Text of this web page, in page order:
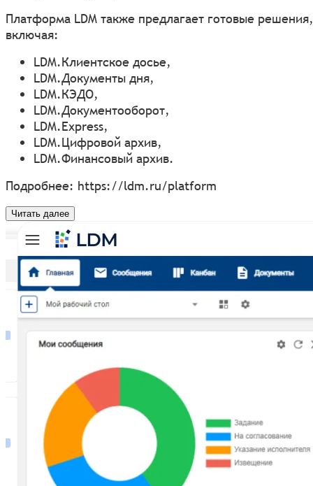
Платформа LDM также предлагает готовые решения,
включая:
LDM.Клиентское досье,
LDM.Документы дня,
LDM.КЭДО,
LDM.Документооборот,
LDM.Express,
LDM.Цифровой архив,
LDM.Финансовый архив.
Подробнее: https://ldm.ru/platform
Читать далее